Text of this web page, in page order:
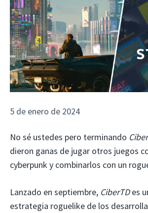
5 de enero de 2024
No sé ustedes pero terminando
dieron ganas de jugar otros juegos
cyberpunk y combinarlos con un
Lanzado en septiembre, CiberTDes
estrategia roguelike de los